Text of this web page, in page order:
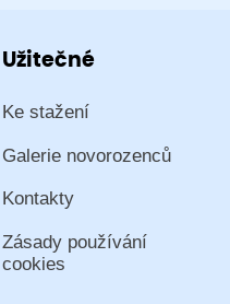
Užitečné
Ke stažení
Galerie novorozenců
Kontakty
Zásady používání
cookies